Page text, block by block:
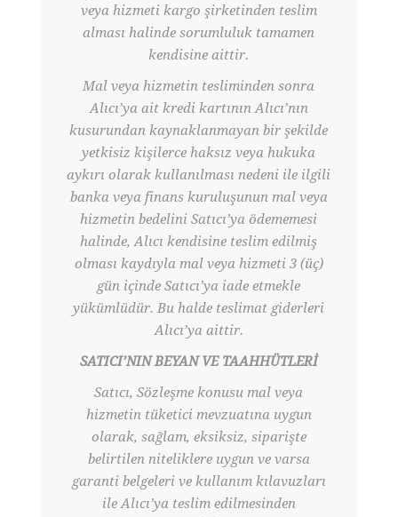
veya hizmeti kargo şirketinden teslim
alması halinde sorumluluk tamamen
kendisine aittir.
Mal veya hizmetin tesliminden sonra
Alıcı’ya ait kredi kartının Alıcı’nın
kusurundan kaynaklanmayan bir şekilde
yetkisiz kişilerce haksız veya hukuka
aykırı olarak kullanılması nedeni ile ilgili
banka veya finans kuruluşunun mal veya
hizmetin bedelini Satıcı’ya ödememesi
halinde, Alıcı kendisine teslim edilmiş
olması kaydıyla mal veya hizmeti 3 (üç)
gün içinde Satıcı’ya iade etmekle
yükümlüdür. Bu halde teslimat giderleri
Alıcı’ya aittir.
SATICI’NIN BEYAN VE TAAHHÜTLERİ
Satıcı, Sözleşme konusu mal veya
hizmetin tüketici mevzuatına uygun
olarak, sağlam, eksiksiz, siparişte
belirtilen niteliklere uygun ve varsa
garanti belgeleri ve kullanım kılavuzları
ile Alıcı’ya teslim edilmesinden